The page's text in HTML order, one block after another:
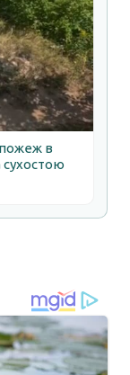
пожеж в
сухостою